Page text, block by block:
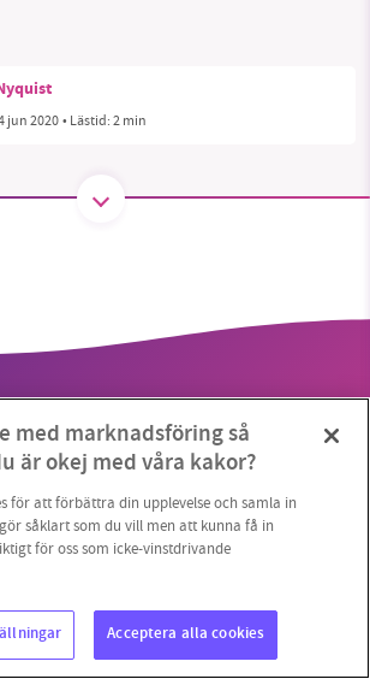
jun 2020• Lästid:2 min
© Supermiljöbloggen Cookieinställningar
och granskningar. Nu vill vi
arbete – och vi hoppas att du
vill hjälpa oss.
genom att swisha en slant till
1231368703
Läs vad vi vill göra
med marknadsföring så
är okej med våra kakor?
för att förbättra din upplevelse och samla in
såklart som du vill men att kunna få in
för oss som icke-vinstdrivande
Acceptera alla cookies